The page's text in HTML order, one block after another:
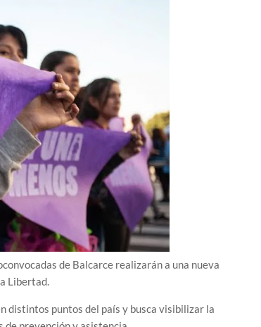
de Balcarce realizarán a una nueva
Libertad.
distintos puntos del país y busca visibilizar la